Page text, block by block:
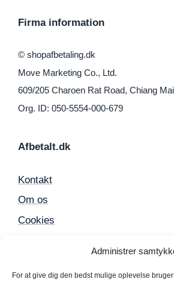
Administrer
For at give dig den bedst mulige oplevelse
Firma information
© shopafbetaling.dk
Move Marketing Co., Ltd.
609/205 Charoen Rat Road, Chiang Mai
Org. ID: 050-5554-000-679
Afbetalt.dk
Kontakt
Om os
Cookies
Populære produkter